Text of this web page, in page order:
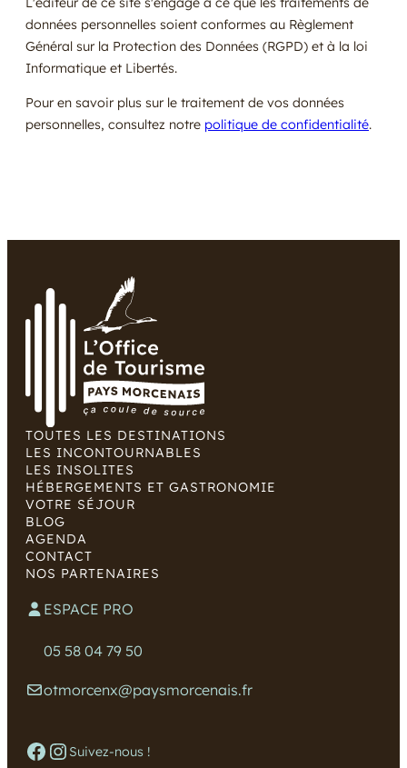
données personnelles soient conformes au Règlement
Général sur la Protection des Données (RGPD) et à la loi
Informatique et Libertés.
Pour en savoir plus sur le traitement de vos données
personnelles, consultez notre politique de confidentialité.
TOUTES LES DESTINATIONS
LES INCONTOURNABLES
LES INSOLITES
HÉBERGEMENTS ET GASTRONOMIE
VOTRE SÉJOUR
BLOG
AGENDA
CONTACT
NOS PARTENAIRES
ESPACE PRO
05 58 04 79 50
otmorcenx@paysmorcenais.fr
Facebook Instagram Suivez-nous !